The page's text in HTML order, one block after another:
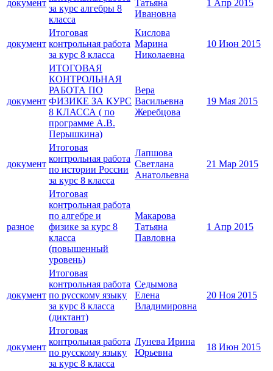
документ
за курс алгебры 8
класса
Татьяна
Ивановна
1 Апр 2015
документ
Итоговая
контрольная работа
за курс 8 класса
Кислова
Марина
Николаевна
10 Июн 2015
документ
ИТОГОВАЯ
КОНТРОЛЬНАЯ
РАБОТА ПО
ФИЗИКЕ ЗА КУРС
8 КЛАССА ( по
программе А.В.
Перышкина)
Вера
Васильевна
Жеребцова
19 Мая 2015
документ
Итоговая
контрольная работа
по истории России
за курс 8 класса
Лапшова
Светлана
Анатольевна
21 Мар 2015
разное
Итоговая
контрольная работа
по алгебре и
физике за курс 8
класса
(повышенный
уровень)
Макарова
Татьяна
Павловна
1 Апр 2015
документ
Итоговая
контрольная работа
по русскому языку
за курс 8 класса
(диктант)
Седымова
Елена
Владимировна
20 Ноя 2015
документ
Итоговая
контрольная работа
по русскому языку
за курс 8 класса
Лунева Ирина
Юрьевна
18 Июн 2015